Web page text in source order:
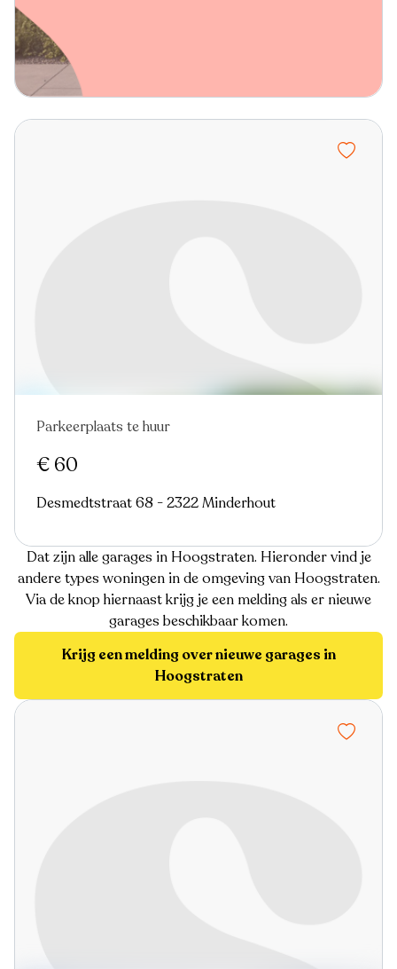
Parkeerplaats te huur
€ 60
Desmedtstraat 68 - 2322 Minderhout
Dat zijn alle garages in Hoogstraten. Hieronder vind je
andere types woningen in de omgeving van Hoogstraten.
Via de knop hiernaast krijg je een melding als er nieuwe
garages beschikbaar komen.
Krijg een melding over nieuwe garages in
Hoogstraten